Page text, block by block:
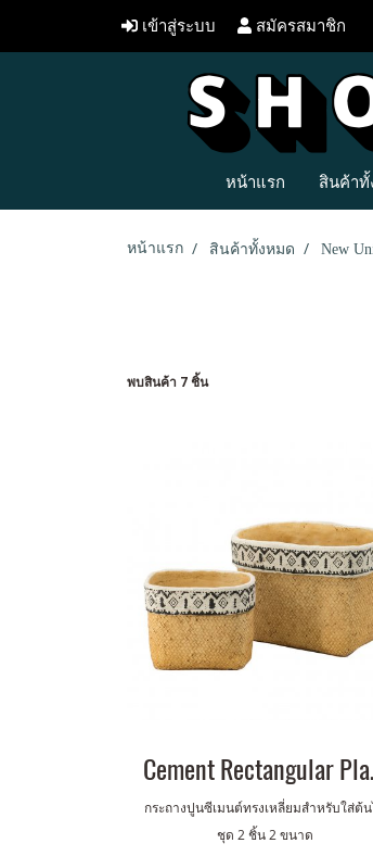
เข้าสู่ระบบ สมัครสมาชิก
หน้าแรก สินค้า
หน้าแรก สินค้าทั้งหมด New
พบสินค้า 7 ชิ้น
กระถางปูนซีเมนต์ทรงเหลี่ยมสำหรับใส่ต้
ชุด 2 ชิ้น 2 ขนาด